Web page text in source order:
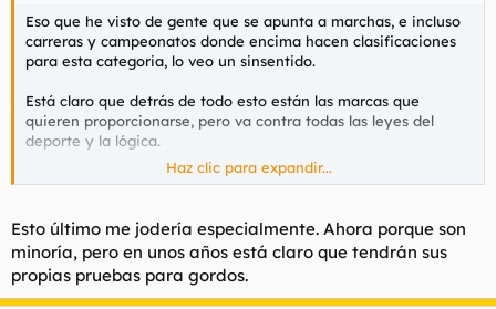
Eso que he visto de gente que se apunta a marchas, e incluso
carreras y campeonatos donde encima hacen clasificaciones
para esta categoria, lo veo un sinsentido.
Está claro que detrás de todo esto están las marcas que
quieren proporcionarse, pero va contra todas las leyes del
deporte y la lógica.
Y encima llegan antes que tú a meta, se llevan la mejor comida
Haz clic para expandir...
Esto último me jodería especialmente. Ahora porque son
minoría, pero en unos años está claro que tendrán sus
propias pruebas para gordos.